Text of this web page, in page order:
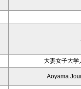
大妻女子大
Aoyama